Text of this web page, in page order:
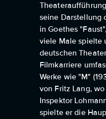
seine Darstellung
in Goethes
viele Male spielte
deutschen
Filmkarriere
Werke wie "M"
von Fritz Lang,
Inspektor
spielte er die